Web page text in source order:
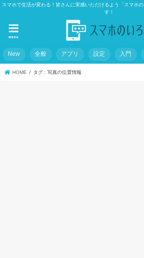
スマホで生活が変わる！皆さんに実感いただけるよう「スマホ
す！
menu
New 全般 アプリ 設定 入門
HOME タグ : 写真の位置情報